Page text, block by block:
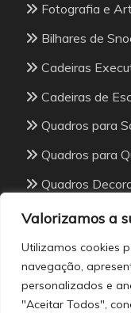
Valorizamos a
Utilizamos cookies
navegação,
personalizados e
"Aceitar Todos",
Fotografia e
Bilhares de
Cadeiras
Cadeiras de
Quadros para
Quadros para
Quadros
All